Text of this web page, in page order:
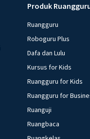
Produk
Ruangguru
Roboguru Plus
Dafa dan Lulu
Kursus for Kids
Ruangguru for Kids
Ruangguru for
Ruanguji
Ruangbaca